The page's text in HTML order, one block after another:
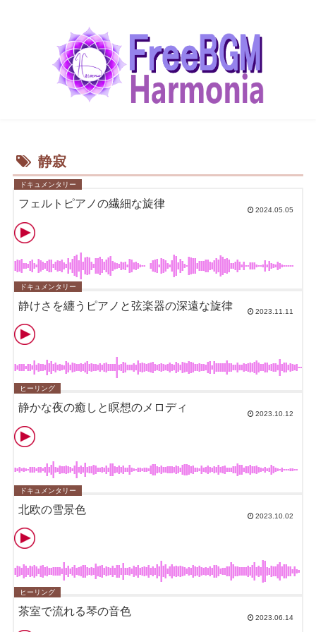
静寂
フェルトピアノの繊細な旋律
2024.05.05
ドキュメンタリー
静けさを纏うピアノと弦楽器の深遠な旋律
2023.11.11
ドキュメンタリー
静かな夜の癒しと瞑想のメロディ
2023.10.12
ヒーリング
北欧の雪景色
2023.10.02
ドキュメンタリー
茶室で流れる琴の音色
2023.06.14
ヒーリング